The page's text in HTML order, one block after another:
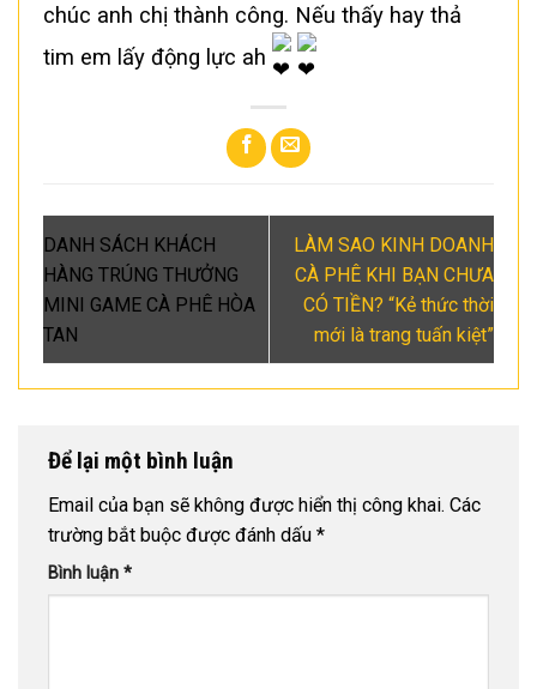
chúc anh chị thành công. Nếu thấy hay thả
tim em lấy động lực ah
DANH SÁCH KHÁCH
HÀNG TRÚNG THƯỞNG
MINI GAME CÀ PHÊ HÒA
TAN
LÀM SAO KINH DOANH
CÀ PHÊ KHI BẠN CHƯA
CÓ TIỀN? “Kẻ thức thời
mới là trang tuấn kiệt”
Để lại một bình luận
Email của bạn sẽ không được hiển thị công khai. Các
trường bắt buộc được đánh dấu *
Bình luận *